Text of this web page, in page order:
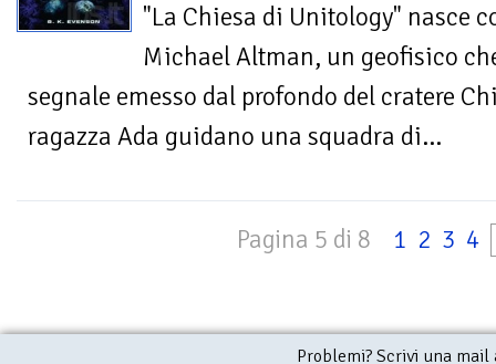
"La Chiesa di Unitology" nasce
Michael Altman, un geofisico
segnale emesso dal profondo del cratere
ragazza Ada guidano una squadra di...
Pagina 5 di 8 1 2 3 4
Problemi? Scrivi una